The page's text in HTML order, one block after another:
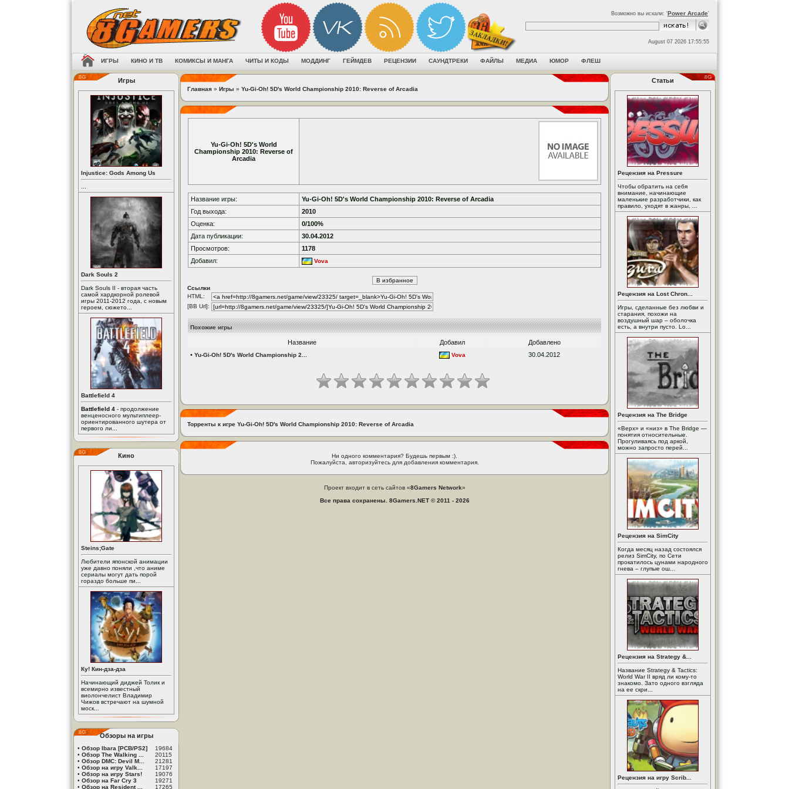
Возможно вы искали: 'Power Arcade'
August 07 2026 17:55:55
ИГРЫ КИНО И ТВ КОМИКСЫ И МАНГА ЧИТЫ И КОДЫ МОДДИНГ ГЕЙМДЕВ РЕЦЕНЗИИ САУНДТРЕКИ ФАЙЛЫ МЕДИА ЮМОР ФЛЕШ
Игры
Injustice: Gods Among Us
Dark Souls 2
Dark Souls II - вторая часть
самой хардкорной ролевой
игры 2011-2012 года, с новым
героем, сюжето...
Battlefield 4
Battlefield 4 - продолжение
венценосного мультиплеер-
ориентированного шутера от
первого ли...
Кино
Steins;Gate
Любители японской анимации
уже давно поняли ,что аниме
сериалы могут дать порой
гораздо больше пи...
Ку! Кин-дза-дза
Начинающий диджей Толик и
всемирно известный
виолончелист Владимир
Чижов встречают на шумной
моск...
Обзоры на игры
• Обзор Ibara [PCB/PS2]
19684
• Обзор The Walking ...
20115
• Обзор DMC: Devil M...
21281
• Обзор на игру Valk...
17197
• Обзор на игру Stars!
19076
• Обзор на Far Cry 3
19271
• Обзор на Resident ... 17265
Главная » Игры » Yu-Gi-Oh! 5D's World Championship 2010: Reverse of Arcadia
Yu-Gi-Oh! 5D's World
Championship 2010: Reverse of
Arcadia
Название игры:
Yu-Gi-Oh! 5D's World Championship 2010: Reverse of Arcadia
Год выхода:
2010
Оценка:
0/100%
Дата публикации:
30.04.2012
Просмотров:
1178
Добавил:
Vova
Ссылки
HTML:
[BB Url]:
Похожие игры
Название Добавил
Добавлено
• Yu-Gi-Oh! 5D's World Championship 2... Vova 30.04.2012
Торренты к игре Yu-Gi-Oh! 5D's World Championship 2010: Reverse of Arcadia
Ни одного комментария? Будешь первым :).
Пожалуйста, авторизуйтесь для добавления комментария.
Проект входит в сеть сайтов «8Gamers Network»
Все права сохранены. 8Gamers.NET © 2011 - 2026
Статьи
Рецензия на Pressure
Чтобы обратить на себя
внимание, начинающие
маленькие разработчики, как
правило, уходят в жанры, ...
Рецензия на Lost Chron...
Игры, сделанные без любви и
старания, похожи на
воздушный шар – оболочка
есть, а внутри пусто. Lo...
Рецензия на The Bridge
«Верх» и «низ» в The Bridge —
понятия относительные.
Прогуливаясь под аркой,
можно запросто перей...
Рецензия на SimCity
Когда месяц назад состоялся
релиз SimCity, по Сети
прокатилось цунами народного
гнева – глупые ош...
Рецензия на Strategy &...
Название Strategy & Tactics:
World War II вряд ли кому-то
знакомо. Зато одного взгляда
на ее скри...
Рецензия на игру Scrib...